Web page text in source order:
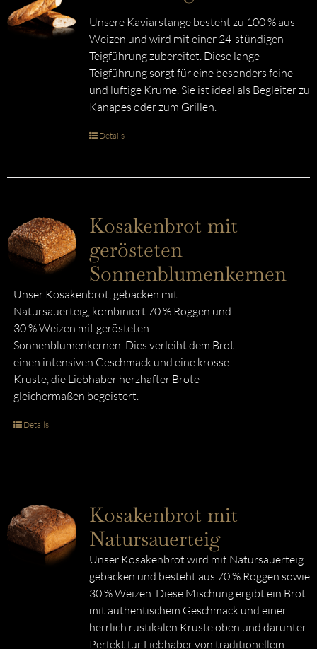
Unsere Kaviarstange besteht zu 100 % aus
Weizen und wird mit einer 24-stündigen
Teigführung zubereitet. Diese lange
Teigführung sorgt für eine besonders feine
und luftige Krume. Sie ist ideal als Begleiter zu
Kanapes oder zum Grillen.
Details
Kosakenbrot mit
gerösteten
Sonnenblumenkernen
Unser Kosakenbrot, gebacken mit
Natursauerteig, kombiniert 70 % Roggen und
30 % Weizen mit gerösteten
Sonnenblumenkernen. Dies verleiht dem Brot
einen intensiven Geschmack und eine krosse
Kruste, die Liebhaber herzhafter Brote
gleichermaßen begeistert.
Details
Kosakenbrot mit
Natursauerteig
Unser Kosakenbrot wird mit Natursauerteig
gebacken und besteht aus 70 % Roggen sowie
30 % Weizen. Diese Mischung ergibt ein Brot
mit authentischem Geschmack und einer
herrlich rustikalen Kruste oben und darunter.
Perfekt für Liebhaber von traditionellem